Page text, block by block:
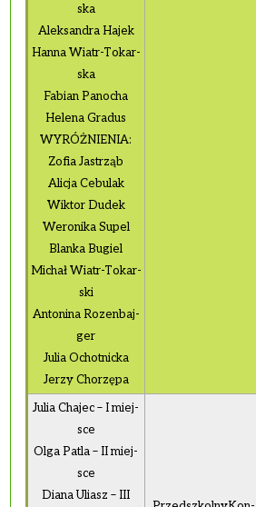
ska
Alek­san­dra Hajek
Hanna Wiatr-To­kar­
ska
Fa­bian Pa­no­cha
He­le­na Gra­dus
WY­RÓŻ­NIE­NIA:
Zofia Ja­strząb
Ali­cja Ce­bu­lak
Wik­tor Dudek
We­ro­ni­ka Supel
Blan­ka Bu­giel
Mi­chał Wiatr-To­kar­
ski
An­to­ni­na Ro­zen­baj­
ger
Julia Ochot­nic­ka
Jerzy Cho­rzę­pa
Julia Cha­jec – I miej­
sce
Olga Patla – II miej­
sce
Diana Uliasz – III